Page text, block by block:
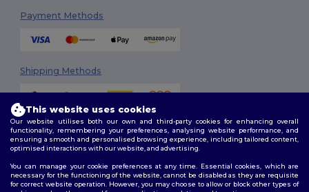
Payment Methods
Shipping Methods
Follow Us
This website uses cookies
Our website utilises both our own and third-party cookies for enhancing overall
functionality, remembering your preferences, analysing website performance, and
ensuring a smooth and personalised browsing experience, including tailored content,
optimised interactions with our website, and advertising.
You can manage your cookie preferences at any time. Essential cookies, which are
necessary for the functioning of the website, cannot be disabled as they are requisite
for correct website operation. However, you may choose to allow or block other types of